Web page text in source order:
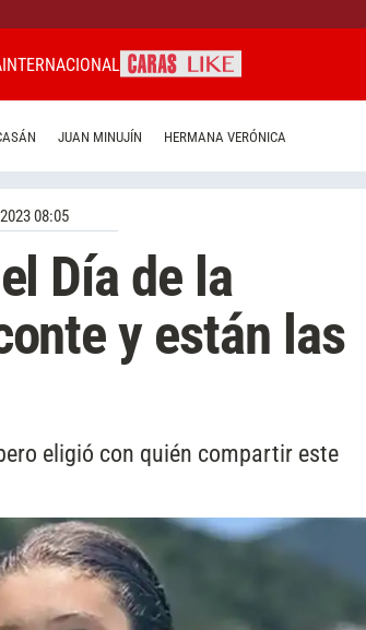
INTERNACIONAL
JUAN MINUJÍN HERMANA VERÓNICA
08:05
Día de la
y están las
eligió con quién compartir este